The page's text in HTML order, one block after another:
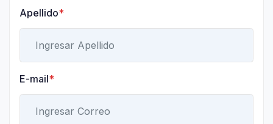
Apellido*
E-mail*